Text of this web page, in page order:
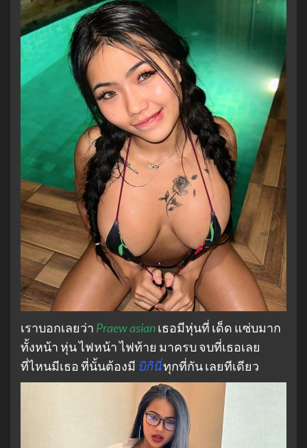
เราบอกเลยว่า Praew asianเธอมีหุ่นที่ เด็ด แซ่บมาก
ทั้งหน้า หุ่น ไฟหน้า ไฟท้าย มาครบ จบที่เธอเลย
ที่ไหนมีเธอ ที่นั้นต้องมี บิกินี่ทุกที่กัน เลยทีเดียว